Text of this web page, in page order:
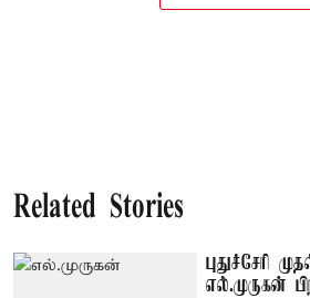
Related Stories
புதுச்சேரி
எல்.முருகன்